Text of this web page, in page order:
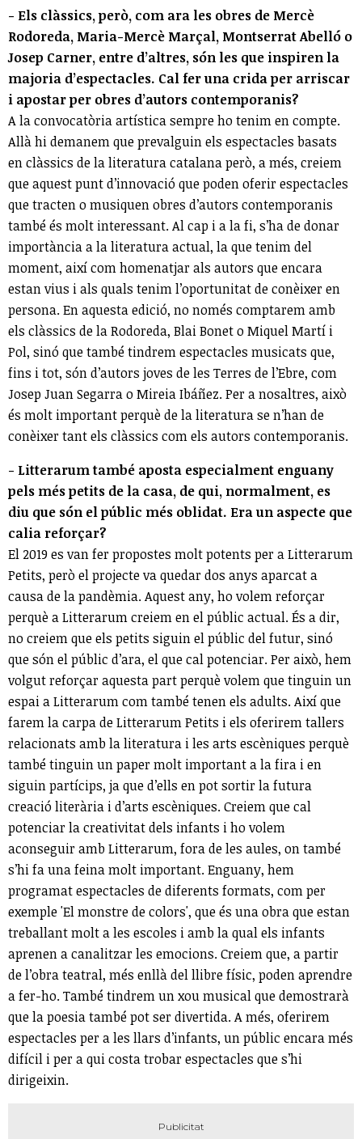
- Els clàssics, però, com ara les obres de Mercè
Rodoreda, Maria-Mercè Marçal, Montserrat Abelló o
Josep Carner, entre d’altres, són les que inspiren la
majoria d’espectacles. Cal fer una crida per arriscar
i apostar per obres d’autors contemporanis?
A la convocatòria artística sempre ho tenim en compte.
Allà hi demanem que prevalguin els espectacles basats
en clàssics de la literatura catalana però, a més, creiem
que aquest punt d’innovació que poden oferir espectacles
que tracten o musiquen obres d’autors contemporanis
també és molt interessant. Al cap i a la fi, s’ha de donar
importància a la literatura actual, la que tenim del
moment, així com homenatjar als autors que encara
estan vius i als quals tenim l’oportunitat de conèixer en
persona. En aquesta edició, no només comptarem amb
els clàssics de la Rodoreda, Blai Bonet o Miquel Martí i
Pol, sinó que també tindrem espectacles musicats que,
fins i tot, són d’autors joves de les Terres de l’Ebre, com
Josep Juan Segarra o Mireia Ibáñez. Per a nosaltres, això
és molt important perquè de la literatura se n’han de
conèixer tant els clàssics com els autors contemporanis.
- Litterarum també aposta especialment enguany
pels més petits de la casa, de qui, normalment, es
diu que són el públic més oblidat. Era un aspecte que
calia reforçar?
El 2019 es van fer propostes molt potents per a Litterarum
Petits, però el projecte va quedar dos anys aparcat a
causa de la pandèmia. Aquest any, ho volem reforçar
perquè a Litterarum creiem en el públic actual. És a dir,
no creiem que els petits siguin el públic del futur, sinó
que són el públic d’ara, el que cal potenciar. Per això, hem
volgut reforçar aquesta part perquè volem que tinguin un
espai a Litterarum com també tenen els adults. Així que
farem la carpa de Litterarum Petits i els oferirem tallers
relacionats amb la literatura i les arts escèniques perquè
també tinguin un paper molt important a la fira i en
siguin partícips, ja que d’ells en pot sortir la futura
creació literària i d’arts escèniques. Creiem que cal
potenciar la creativitat dels infants i ho volem
aconseguir amb Litterarum, fora de les aules, on també
s’hi fa una feina molt important. Enguany, hem
programat espectacles de diferents formats, com per
exemple 'El monstre de colors', que és una obra que estan
treballant molt a les escoles i amb la qual els infants
aprenen a canalitzar les emocions. Creiem que, a partir
de l’obra teatral, més enllà del llibre físic, poden aprendre
a fer-ho. També tindrem un xou musical que demostrarà
que la poesia també pot ser divertida. A més, oferirem
espectacles per a les llars d’infants, un públic encara més
difícil i per a qui costa trobar espectacles que s’hi
dirigeixin.